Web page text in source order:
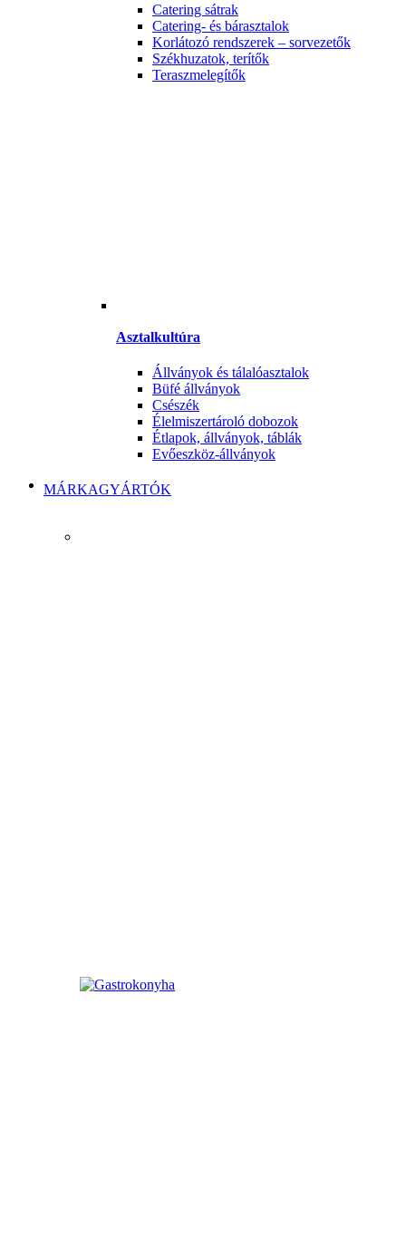
Catering sátrak
Catering- és bárasztalok
Korlátozó rendszerek – sorvezetők
Székhuzatok, terítők
Teraszmelegítők
Asztalkultúra
Állványok és tálalóasztalok
Büfé állványok
Csészék
Élelmiszertároló dobozok
Étlapok, állványok, táblák
Evőeszköz-állványok
MÁRKAGYÁRTÓK